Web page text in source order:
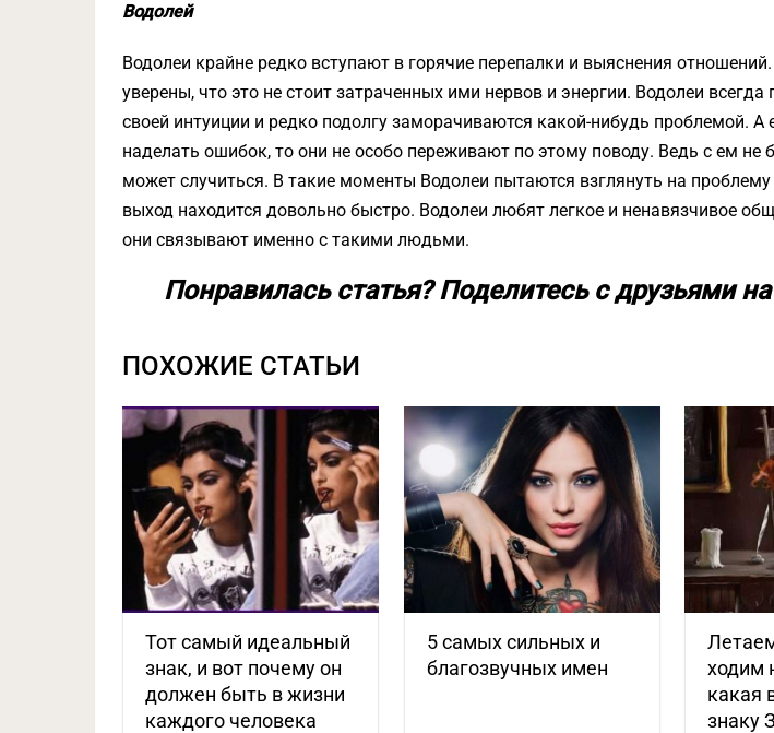
Водолей
Водолеи крайне редко вступают в горячие перепалки и выяснения
уверены, что это не стоит затраченных ими нервов и энергии. Водолеи
своей интуиции и редко подолгу заморачиваются какой-нибудь проблемой. А
наделать ошибок, то они не особо переживают по этому поводу. Ведь с ем не
может случиться. В такие моменты Водолеи пытаются взглянуть на
выход находится довольно быстро. Водолеи любят легкое и ненавязчивое
они связывают именно с такими людьми.
Понравилась статья? Поделитесь с друзьями
ПОХОЖИЕ СТАТЬИ
Тот самый идеальный
знак, и вот почему он
должен быть в жизни
каждого человека
5 самых сильных и
благозвучных имен
ходим
какая
знаку